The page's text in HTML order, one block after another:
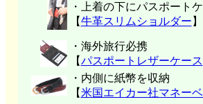
・上着の下にパスポート
【牛革スリムショルダー 】
・海外旅行必携
【パスポートレザーケース
・内側に紙幣を収納
【米国エイカー社マネーベ